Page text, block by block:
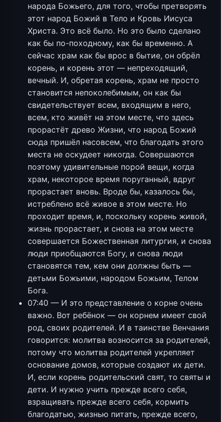
народа Божьего, для того, чтобы претворять
этот народ Божий в Тело и Кровь Иисуса
Христа. Это всё было. Но это было сделано
как бы по-походному, как бы временно. А
сейчас храм как бы врос в бытие, он обрёл
корень, и корень этот — непреходящий,
вечный. И, обретая корень, храм не просто
становится непоколебимым, он как бы
свидетельствует всем, входящим в него,
всем, кто живёт на этом месте, что здесь
прорастёт древо Жизни, что народ Божий
сюда пришёл насовсем, что благодать этого
места не оскудеет никогда. Совершаются
поэтому удивительные порой вещи, когда
храм, некоторое время поруганный, вдруг
прорастает вновь. Вроде бы, казалось бы,
истреблено всё живое в этом месте. Но
проходит время, и, поскольку корень живой,
жизнь прорастает, и снова на этом месте
совершается Божественная литургия, и снова
люди приобщаются Богу, и снова люди
становятся тем, кем они должны быть —
детьми Божьими, народом Божьим, Телом
Бога.
07:40 — И это представление о корне очень
важно. Вот ребёнок — он корнем имеет свой
род, своих родителей. И в таинстве Венчания
говорится: молитва возносится за родителей,
потому что молитва родителей укрепляет
основание домов, которые создают их дети.
И, если корень родительский свят, то святы и
дети. И нужно учить прежде всего себя,
взращивать прежде всего себя, кормить
благодатью, жизнью питать, прежде всего,